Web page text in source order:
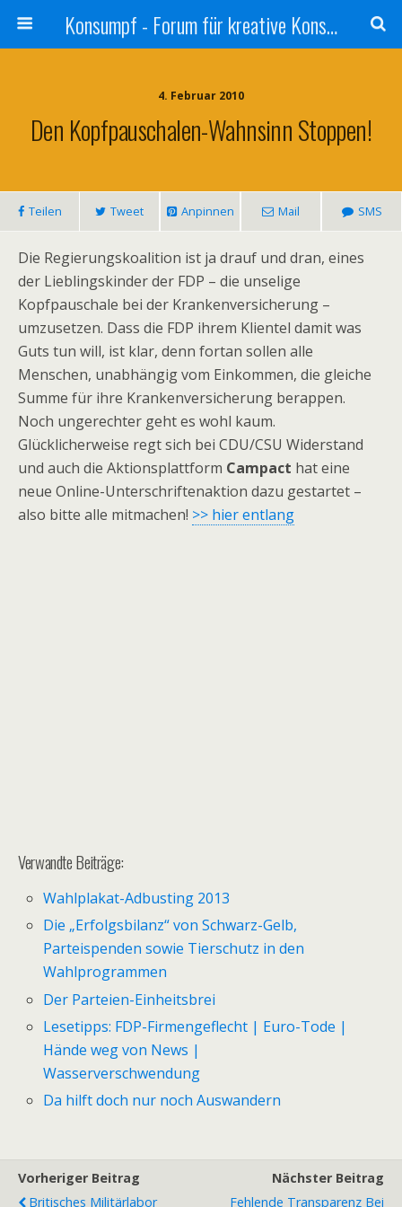
Konsumpf - Forum für kreative Konsumkritik - Culture Jamming, Nachhaltigkeit, Konzernkritik, Adbusting
4. Februar 2010
Den Kopfpauschalen-Wahnsinn Stoppen!
Teilen Tweet Anpinnen Mail SMS
Die Regierungskoalition ist ja drauf und dran, eines
der Lieblingskinder der FDP – die unselige
Kopfpauschale bei der Krankenversicherung –
umzusetzen. Dass die FDP ihrem Klientel damit was
Guts tun will, ist klar, denn fortan sollen alle
Menschen, unabhängig vom Einkommen, die gleiche
Summe für ihre Krankenversicherung berappen.
Noch ungerechter geht es wohl kaum.
Glücklicherweise regt sich bei CDU/CSU Widerstand
und auch die Aktionsplattform Campact hat eine
neue Online-Unterschriftenaktion dazu gestartet –
also bitte alle mitmachen! >> hier entlang
Verwandte Beiträge:
Wahlplakat-Adbusting 2013
Die „Erfolgsbilanz“ von Schwarz-Gelb,
Parteispenden sowie Tierschutz in den
Wahlprogrammen
Der Parteien-Einheitsbrei
Lesetipps: FDP-Firmengeflecht | Euro-Tode |
Hände weg von News |
Wasserverschwendung
Da hilft doch nur noch Auswandern
Vorheriger Beitrag
Britisches Militärlabor
Nächster Beitrag
Fehlende Transparenz Bei